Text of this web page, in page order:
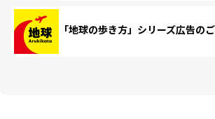
「地球の歩き方」シリーズ広告の